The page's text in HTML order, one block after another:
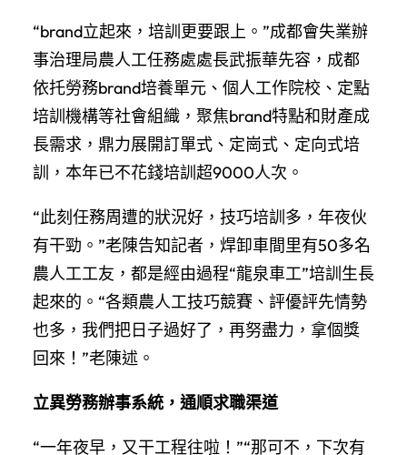
“brand立起來，培訓更要跟上。”成都會失業辦
事治理局農人工任務處處長武振華先容，成都
依托勞務brand培養單元、個人工作院校、定點
培訓機構等社會組織，聚焦brand特點和財產成
長需求，鼎力展開訂單式、定崗式、定向式培
訓，本年已不花錢培訓超9000人次。
“此刻任務周遭的狀況好，技巧培訓多，年夜伙
有干勁。”老陳告知記者，焊卸車間里有50多名
農人工工友，都是經由過程“龍泉車工”培訓生長
起來的。“各類農人工技巧競賽、評優評先情勢
也多，我們把日子過好了，再努盡力，拿個獎
回來！”老陳述。
立異勞務辦事系統，通順求職渠道
“一年夜早，又干工程往啦！”“那可不，下次有